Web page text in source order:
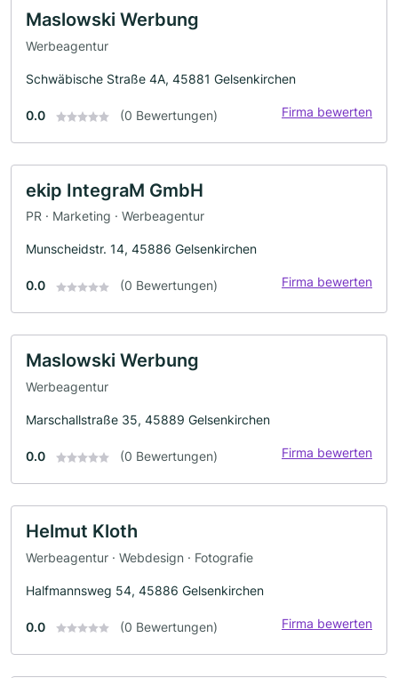
Maslowski Werbung
Werbeagentur
Schwäbische Straße 4A, 45881 Gelsenkirchen
0.0 (0 Bewertungen) Firma bewerten
ekip IntegraM GmbH
PR · Marketing · Werbeagentur
Munscheidstr. 14, 45886 Gelsenkirchen
0.0 (0 Bewertungen) Firma bewerten
Maslowski Werbung
Werbeagentur
Marschallstraße 35, 45889 Gelsenkirchen
0.0 (0 Bewertungen) Firma bewerten
Helmut Kloth
Werbeagentur · Webdesign · Fotografie
Halfmannsweg 54, 45886 Gelsenkirchen
0.0 (0 Bewertungen) Firma bewerten